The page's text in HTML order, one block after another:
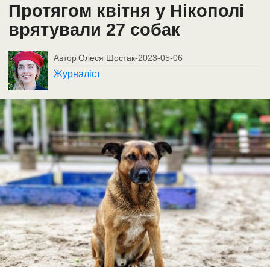
Протягом квітня у Нікополі
врятували 27 собак
Автор Олеся Шостак-2023-05-06
Журналіст